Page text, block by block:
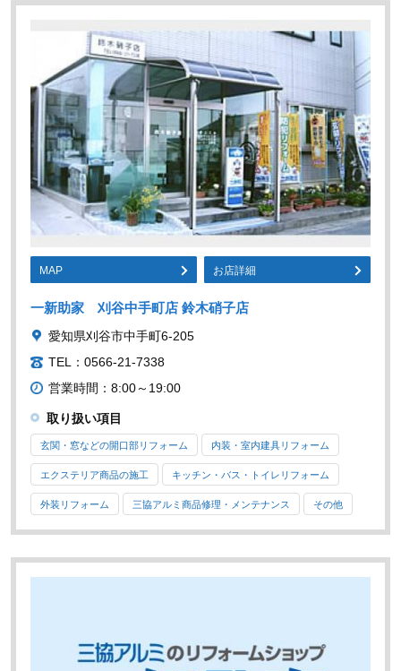
MAP お店詳細
一新助家 刈谷中手町店 鈴木硝子店
愛知県刈谷市中手町6-205
TEL：0566-21-7338
営業時間：8:00～19:00
取り扱い項目
玄関・窓などの開口部リフォーム 内装・室内建具リフォーム
エクステリア商品の施工 キッチン・バス・トイレリフォーム
外装リフォーム 三協アルミ商品修理・メンテナンス その他